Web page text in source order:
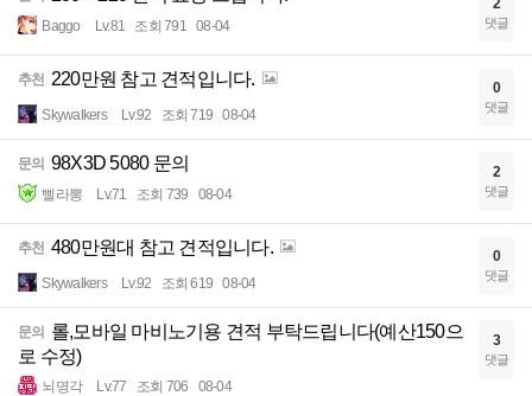
Baggo Lv.81 조회 791 08-04 댓글
추천 220만원 참고 견적입니다.
Skywalkers Lv.92 조회 719 08-04
0
댓글
문의 98X3D 5080 문의
삘라뽕 Lv.71 조회 739 08-04
2
댓글
추천 480만원대 참고 견적입니다.
Skywalkers Lv.92 조회 619 08-04
0
댓글
문의 롤,모바일 마비노기용 견적 부탁드립니다(예산150으
로 수정)
뇌명각 Lv.77 조회 706 08-04
3
댓글